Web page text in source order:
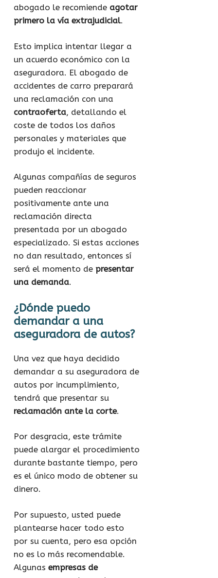
abogado le recomiende agotar
primero la vía extrajudicial.
Esto implica intentar llegar a
un acuerdo económico con la
aseguradora. El abogado de
accidentes de carro preparará
una reclamación con una
contraoferta, detallando el
coste de todos los daños
personales y materiales que
produjo el incidente.
Algunas compañías de seguros
pueden reaccionar
positivamente ante una
reclamación directa
presentada por un abogado
especializado. Si estas acciones
no dan resultado, entonces sí
será el momento de presentar
una demanda.
¿Dónde puedo
demandar a una
aseguradora de autos?
Una vez que haya decidido
demandar a su aseguradora de
autos por incumplimiento,
tendrá que presentar su
reclamación ante la corte.
Por desgracia, este trámite
puede alargar el procedimiento
durante bastante tiempo, pero
es el único modo de obtener su
dinero.
Por supuesto, usted puede
plantearse hacer todo esto
por su cuenta, pero esa opción
no es lo más recomendable.
Algunas empresas de